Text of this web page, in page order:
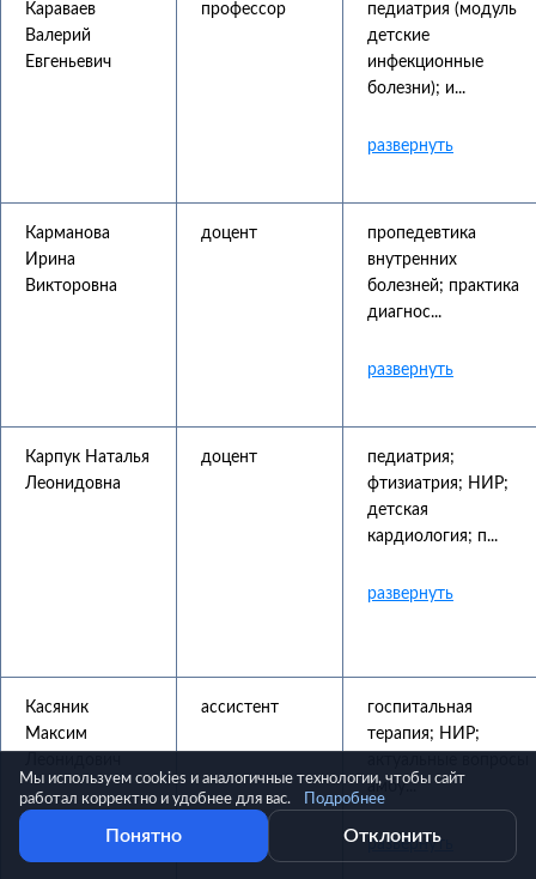
Караваев
Валерий
Евгеньевич
профессор
педиатрия (модуль
детские
инфекционные
болезни); и...
Карманова
Ирина
Викторовна
доцент
пропедевтика
внутренних
болезней; практика
диагнос...
Карпук Наталья
Леонидовна
доцент
педиатрия;
фтизиатрия; НИР;
детская
кардиология; п...
Касяник
Максим
ассистент
госпитальная
терапия; НИР;
амбу...
Мы используем cookies и аналогичные технологии, чтобы сайт
работал корректно и удобнее для вас.
Подробнее
Понятно Отклонить